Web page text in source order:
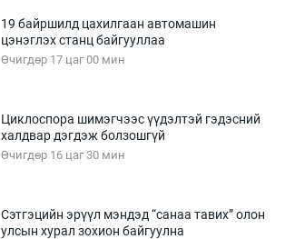
19 байршилд цахилгаан автомашин
цэнэглэх станц байгууллаа
Өчигдөр 17 цаг 00 мин
Циклоспора шимэгчээс үүдэлтэй гэдэсний
халдвар дэгдэж болзошгүй
Өчигдөр 16 цаг 30 мин
Сэтгэцийн эрүүл мэндэд “санаа тавих” олон
улсын хурал зохион байгуулна